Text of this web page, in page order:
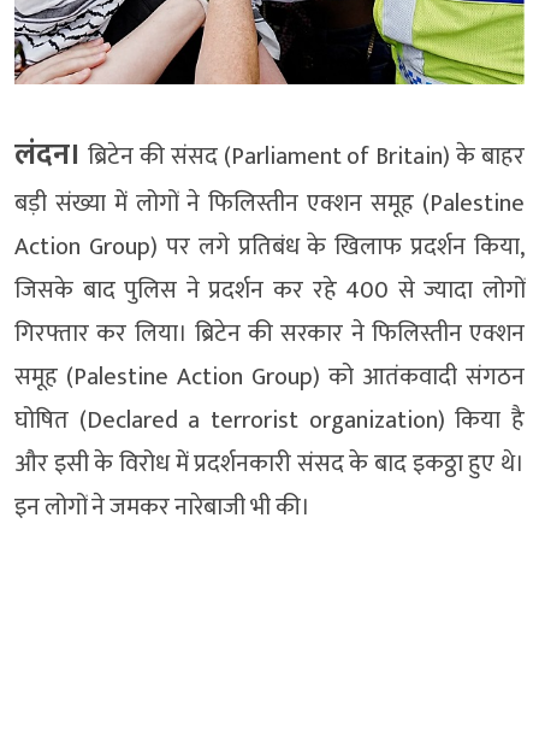
लंदन। ब्रिटेन की संसद (Parliament of Britain) के बाहर
बड़ी संख्या में लोगों ने फिलिस्तीन एक्शन समूह (Palestine
Action Group) पर लगे प्रतिबंध के खिलाफ प्रदर्शन किया,
जिसके बाद पुलिस ने प्रदर्शन कर रहे 400 से ज्यादा लोगों
गिरफ्तार कर लिया। ब्रिटेन की सरकार ने फिलिस्तीन एक्शन
समूह (Palestine Action Group) को आतंकवादी संगठन
घोषित (Declared a terrorist organization) किया है
और इसी के विरोध में प्रदर्शनकारी संसद के बाद इकठ्ठा हुए थे।
इन लोगों ने जमकर नारेबाजी भी की।